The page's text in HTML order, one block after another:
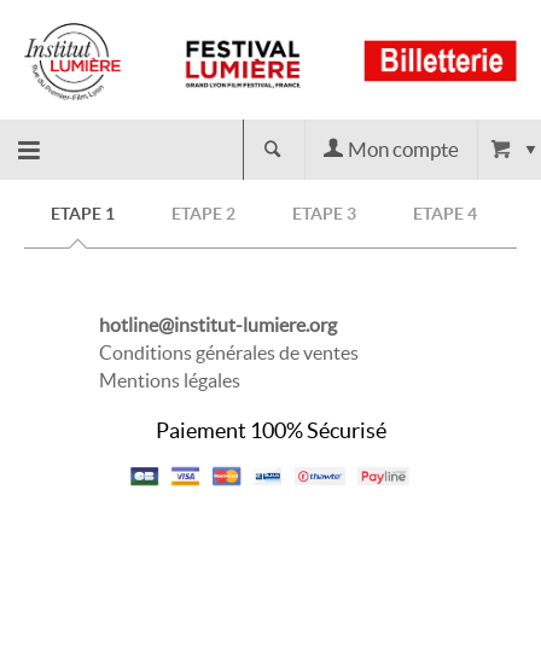
Retour
Mon compte
ETAPE 1 ETAPE 2 ETAPE 3 ETAPE 4
hotline@institut-lumiere.org
Conditions générales de ventes
Mentions légales
Paiement 100% Sécurisé